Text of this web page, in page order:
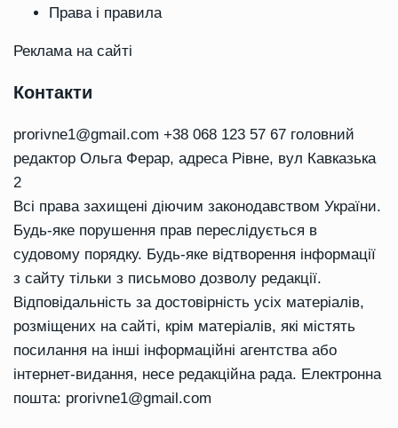
Права і правила
Реклама на сайті
Контакти
prorivne1@gmail.com +38 068 123 57 67 головний
редактор Ольга Ферар, адреса Рівне, вул Кавказька
2
Всі права захищені діючим законодавством України.
Будь-яке порушення прав переслідується в
судовому порядку. Будь-яке відтворення інформації
з сайту тільки з письмово дозволу редакції.
Відповідальність за достовірність усіх матеріалів,
розміщених на сайті, крім матеріалів, які містять
посилання на інші інформаційні агентства або
інтернет-видання, несе редакційна рада. Електронна
пошта: prorivne1@gmail.com